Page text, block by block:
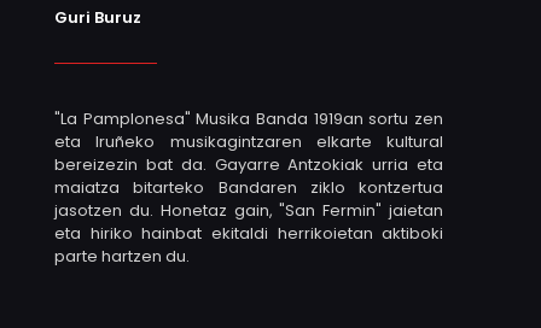
Guri Buruz
"La Pamplonesa" Musika Banda 1919an sortu zen
eta Iruñeko musikagintzaren elkarte kultural
bereizezin bat da. Gayarre Antzokiak urria eta
maiatza bitarteko Bandaren ziklo kontzertua
jasotzen du. Honetaz gain, "San Fermin" jaietan
eta hiriko hainbat ekitaldi herrikoietan aktiboki
parte hartzen du.